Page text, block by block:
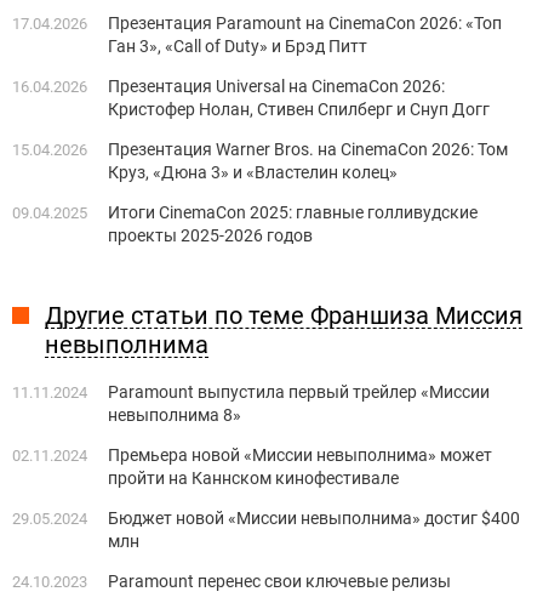
17.04.2026
Презентация Paramount на CinemaCon 2026: «Топ
Ган 3», «Call of Duty» и Брэд Питт
16.04.2026
Презентация Universal на CinemaCon 2026:
Кристофер Нолан, Стивен Спилберг и Снуп Догг
15.04.2026
Презентация Warner Bros. на CinemaCon 2026: Том
Круз, «Дюна 3» и «Властелин колец»
09.04.2025
Итоги CinemaCon 2025: главные голливудские
проекты 2025-2026 годов
Другие статьи по теме Франшиза Миссия
невыполнима
11.11.2024
Paramount выпустила первый трейлер «Миссии
невыполнима 8»
02.11.2024
Премьера новой «Миссии невыполнима» может
пройти на Каннском кинофестивале
29.05.2024
Бюджет новой «Миссии невыполнима» достиг $400
млн
24.10.2023 Paramount перенес свои ключевые релизы